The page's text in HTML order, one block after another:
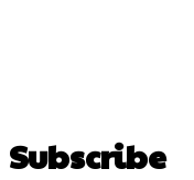
Subscribe